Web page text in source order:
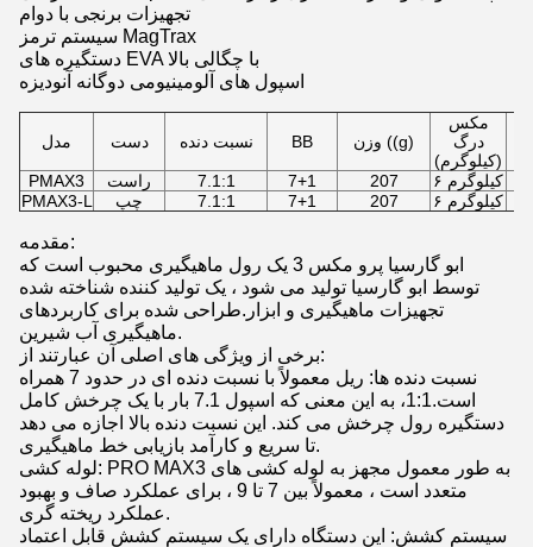
تجهیزات برنجی با دوام
سیستم ترمز MagTrax
دستگیره های EVA با چگالی بالا
اسپول های آلومینیومی دوگانه آنودیزه
مدل دست نسبت دنده BB وزن ((g)
مکس
درگ
(کیلوگرم)
PMAX3
راست 7.1:1 7+1 207 ۶ کیلوگرم
PMAX3-L
چپ 7.1:1 7+1 207 ۶ کیلوگرم
مقدمه:
ابو گارسیا پرو مکس 3 یک رول ماهیگیری محبوب است که
توسط ابو گارسیا تولید می شود ، یک تولید کننده شناخته شده
تجهیزات ماهیگیری و ابزار.طراحی شده برای کاربردهای
ماهیگیری آب شیرین.
برخی از ویژگی های اصلی آن عبارتند از:
نسبت دنده ها: ریل معمولاً با نسبت دنده ای در حدود 7 همراه
است.1:1، به این معنی که اسپول 7.1 بار با یک چرخش کامل
دستگیره رول چرخش می کند. این نسبت دنده بالا اجازه می دهد
تا سریع و کارآمد بازیابی خط ماهیگیری.
لوله کشی: PRO MAX3 به طور معمول مجهز به لوله کشی های
متعدد است ، معمولاً بین 7 تا 9 ، برای عملکرد صاف و بهبود
عملکرد ریخته گری.
سیستم کشش: این دستگاه دارای یک سیستم کشش قابل اعتماد